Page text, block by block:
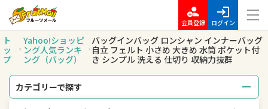
会員登録 ログイン
ト
ッ
プ
Yahoo!ショッピ
ング人気ランキ
ング（バッグ）
バッグインバッグ ロンシャン インナーバッグ
自立 フェルト 小さめ 大きめ 水筒 ポケット付
き シンプル 洗える 仕切り 収納力抜群
カテゴリーで探す